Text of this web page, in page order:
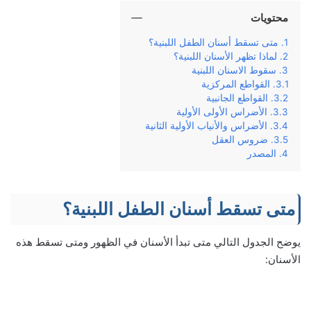
محتويات
متى تسقط أسنان الطفل اللبنية؟
لماذا تظهر الأسنان اللبنية؟
سقوط الاسنان اللبنية
القواطع المركزية
القواطع الجانبية
الأضراس الأولى الأولية
الأضراس والأنياب الأولية الثانية
ضروس العقل
المصدر
متى تسقط أسنان الطفل اللبنية؟
يوضح الجدول التالي متى تبدأ الأسنان في الظهور ومتى تسقط هذه
الأسنان: